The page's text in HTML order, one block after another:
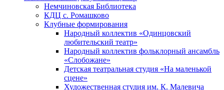
Немчиновская Библиотека
КДЦ с. Ромашково
Клубные формирования
Народный коллектив «Одинцовский
любительский театр»
Народный коллектив фольклорный ансамбль
«Слобожане»
Детская театральная студия «На маленькой
сцене»
Художественная студия им. К. Малевича